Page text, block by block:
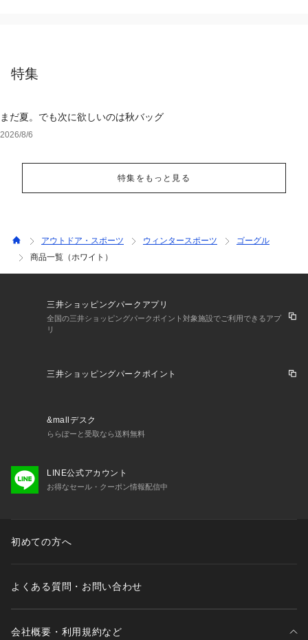
特集
まだ夏。でも次に欲しいのは秋バッグ
2026/8/6
特集をもっと見る
アウトドア・スポーツ ウィンタースポーツ
ゴーグル
商品一覧（ホワイト）
三井ショッピングパークアプリ
全国の三井ショッピングパークポイント対象施設でご利用できるアプ
リ
三井ショッピングパークポイント
&mallデスク
ららぽーと受取なら送料無料
LINE公式アカウント
お得なセール・クーポン情報配信中
初めての方へ
よくある質問・お問い合わせ
会社概要・利用規約など